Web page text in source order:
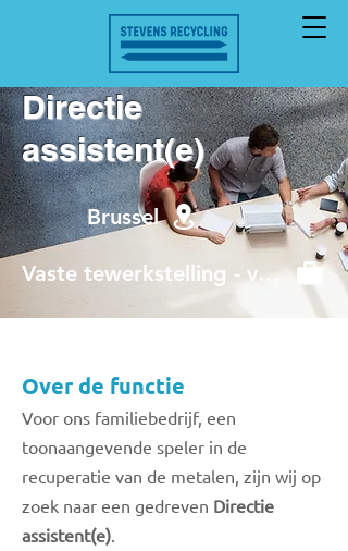
Directie
assistent(e)
Brussel
Vaste tewerkstelling - voltijds
Over de functie
Voor ons familiebedrijf, een
toonaangevende speler in de
recuperatie van de metalen, zijn wij op
zoek naar een gedreven Directie
assistent(e).